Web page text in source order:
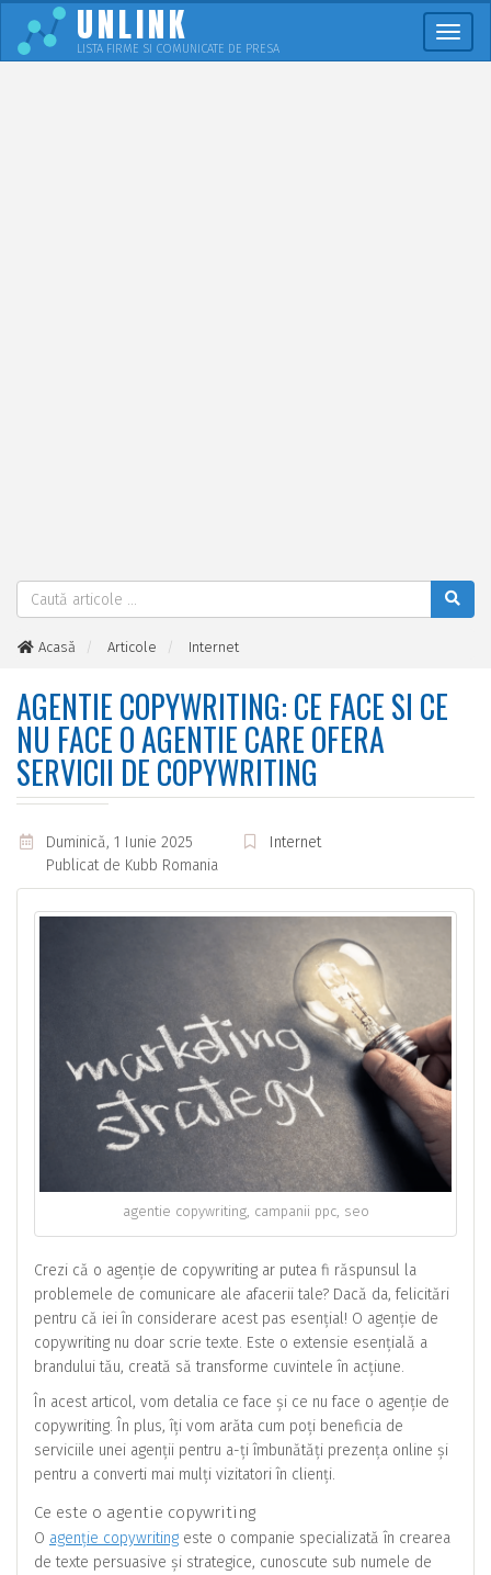
UNLINK
LISTA FIRME SI COMUNICATE DE PRESA
Acasă Articole
Internet
AGENTIE COPYWRITING: CE FACE SI CE
NU FACE O AGENTIE CARE OFERA
SERVICII DE COPYWRITING
Duminică, 1 Iunie 2025
Internet
Publicat de Kubb Romania
agentie copywriting, campanii ppc, seo
Crezi că o agenție de copywriting ar putea fi răspunsul la
problemele de comunicare ale afacerii tale? Dacă da, felicitări
pentru că iei în considerare acest pas esențial! O agenție de
copywriting nu doar scrie texte. Este o extensie esențială a
brandului tău, creată să transforme cuvintele în acțiune.
În acest articol, vom detalia ce face și ce nu face o agenție de
copywriting. În plus, îți vom arăta cum poți beneficia de
serviciile unei agenții pentru a-ți îmbunătăți prezența online și
pentru a converti mai mulți vizitatori în clienți.
Ce este o agentie copywriting
O agenție copywriting este o companie specializată în crearea
de texte persuasive și strategice, cunoscute sub numele de